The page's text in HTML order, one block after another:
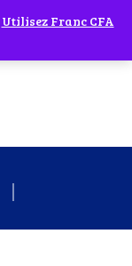
Utilisez Franc CFA